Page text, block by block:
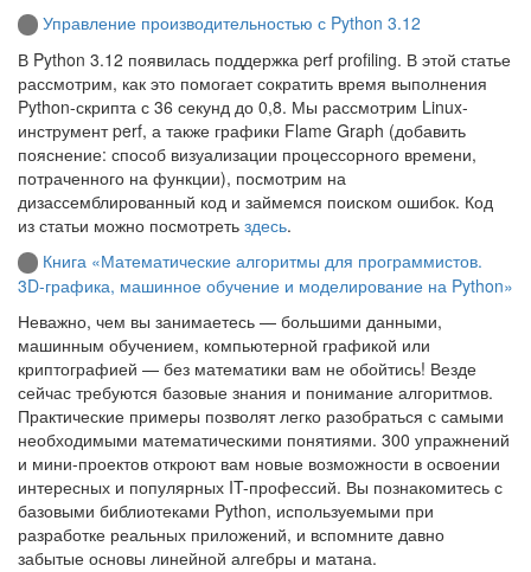
Управление производительностью с Python 3.12
В Python 3.12 появилась поддержка perf profiling. В этой статье
рассмотрим, как это помогает сократить время выполнения
Python-скрипта с 36 секунд до 0,8. Мы рассмотрим Linux-
инструмент perf, а также графики Flame Graph (добавить
пояснение: способ визуализации процессорного времени,
потраченного на функции), посмотрим на
дизассемблированный код и займемся поиском ошибок. Код
из статьи можно посмотреть здесь.
Книга «Математические алгоритмы для программистов.
3D-графика, машинное обучение и моделирование на Python»
Неважно, чем вы занимаетесь — большими данными,
машинным обучением, компьютерной графикой или
криптографией — без математики вам не обойтись! Везде
сейчас требуются базовые знания и понимание алгоритмов.
Практические примеры позволят легко разобраться с самыми
необходимыми математическими понятиями. 300 упражнений
и мини-проектов откроют вам новые возможности в освоении
интересных и популярных IT-профессий. Вы познакомитесь с
базовыми библиотеками Python, используемыми при
разработке реальных приложений, и вспомните давно
забытые основы линейной алгебры и матана.